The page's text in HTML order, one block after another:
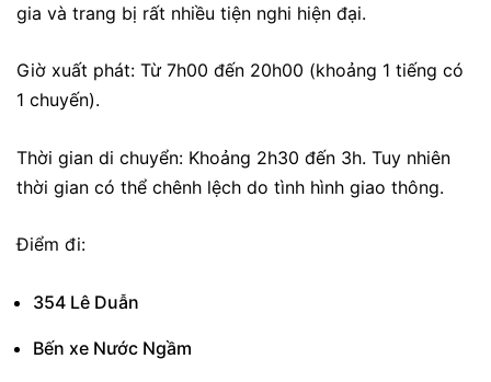
gia và trang bị rất nhiều tiện nghi hiện đại.
Giờ xuất phát: Từ 7h00 đến 20h00 (khoảng 1 tiếng có
1 chuyến).
Thời gian di chuyển: Khoảng 2h30 đến 3h. Tuy nhiên
thời gian có thể chênh lệch do tình hình giao thông.
Điểm đi:
354 Lê Duẫn
Bến xe Nước Ngầm